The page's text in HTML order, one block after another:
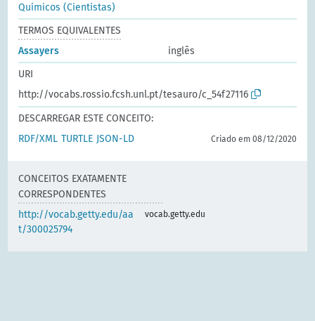
Químicos (Cientistas)
TERMOS EQUIVALENTES
Assayers
inglês
URI
http://vocabs.rossio.fcsh.unl.pt/tesauro/c_54f27116
DESCARREGAR ESTE CONCEITO:
RDF/XML TURTLE JSON-LD Criado em 08/12/2020
CONCEITOS EXATAMENTE
CORRESPONDENTES
http://vocab.getty.edu/aa
t/300025794
vocab.getty.edu